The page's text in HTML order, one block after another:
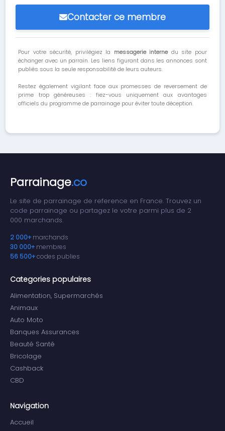
Contacter ce membre
Pour votre sécurité, privilégiez la messagerie internedu site pour
échanger avec un parrain. Les liens figurant dans les annonces sont
publiés sous la seule responsabilité de leurs auteurs.
Restez également vigilant face aux promesses de reversement de
prime trop généreuses : fiez-vous uniquement aux avantages
officiels du programme de parrainage pour éviter toute déception.
Parrainage.co
Le site de parrainage de reference en France. Trouvez un
code parrainage ou partagez le votre parmi plus de 2
000 marchands.
2 000+ marchands
30 000+ membres
56 500+codes publies
Categories populaires
Alimentation, Supermarchés
Animaux
Auto Moto
Banques Assurances
Beauté Santé
Bricolage
Cashback
CBD
Navigation
Accueil